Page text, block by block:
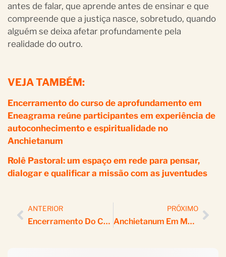
antes de falar, que aprende antes de ensinar e que
compreende que a justiça nasce, sobretudo, quando
alguém se deixa afetar profundamente pela
realidade do outro.
VEJA TAMBÉM:
Encerramento do curso de aprofundamento em
Eneagrama reúne participantes em experiência de
autoconhecimento e espiritualidade no
Anchietanum
Rolê Pastoral: um espaço em rede para pensar,
dialogar e qualificar a missão com as juventudes
ANTERIOR
Encerramento Do Curso De Aprofundamento Em Eneagrama Reúne Participantes Em Experiência De Autoconhecimento E Espiritualidade No Anchietanum
PRÓXIMO
Anchietanum Em Movimento: O Fazer Pastoral Como Fidelidade Viva E Criativa À Missão De Acompanhar As Juventudes